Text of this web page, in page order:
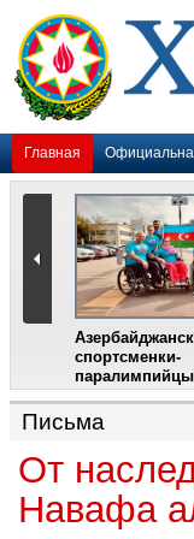
Главная
спортсменки-
выступили на
Международном
фестивале
Письма
От
Навафа